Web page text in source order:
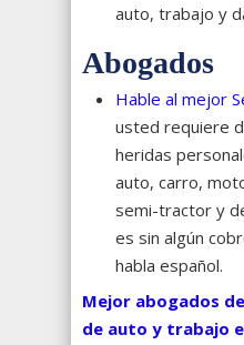
auto, trabajo y
Abogados
Hable al mejor
usted requiere
heridas
auto, carro,
semi-tractor y
es sin algún
habla español.
Mejor abogados
de auto y trabajo